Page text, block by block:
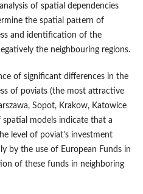
of spatial dependencies
the spatial pattern of
and identification of the
the neighbouring regions.
of significant differences in the
of poviats (the most attractive
Sopot, Krakow, Katowice
models indicate that a
level of poviat’s investment
by the use of European Funds in
of these funds in neighboring